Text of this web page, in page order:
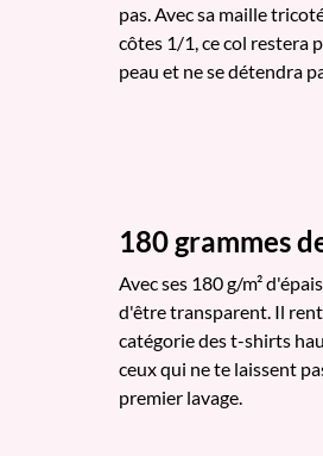
pas. Avec sa maille
côtes 1/1, ce col restera
peau et ne se détendra
180 grammes
Avec ses 180 g/m²
d'être transparent. Il
catégorie des t-shirts
ceux qui ne te laissent
premier lavage.